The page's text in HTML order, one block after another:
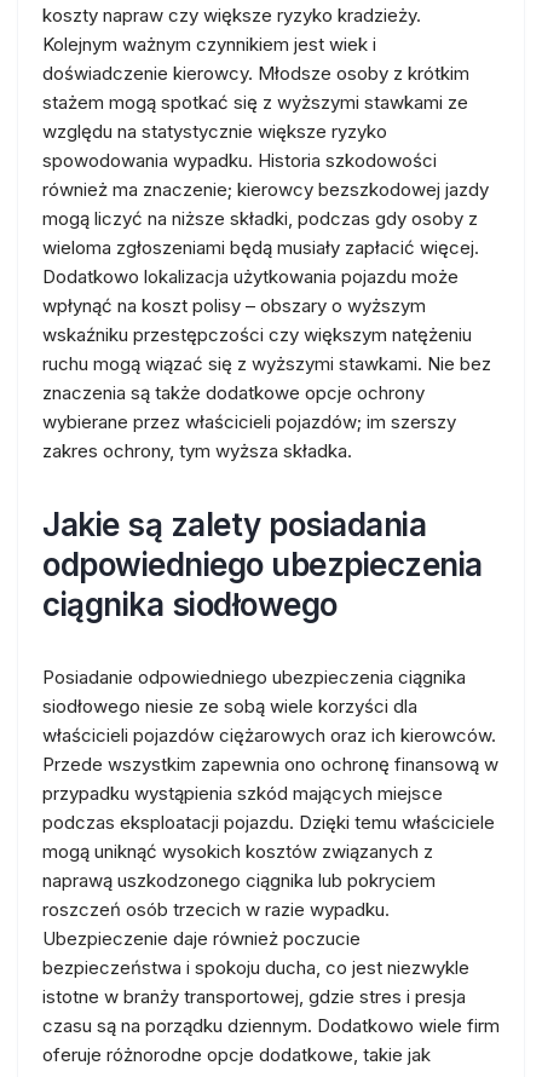
koszty napraw czy większe ryzyko kradzieży.
Kolejnym ważnym czynnikiem jest wiek i
doświadczenie kierowcy. Młodsze osoby z krótkim
stażem mogą spotkać się z wyższymi stawkami ze
względu na statystycznie większe ryzyko
spowodowania wypadku. Historia szkodowości
również ma znaczenie; kierowcy bezszkodowej jazdy
mogą liczyć na niższe składki, podczas gdy osoby z
wieloma zgłoszeniami będą musiały zapłacić więcej.
Dodatkowo lokalizacja użytkowania pojazdu może
wpłynąć na koszt polisy – obszary o wyższym
wskaźniku przestępczości czy większym natężeniu
ruchu mogą wiązać się z wyższymi stawkami. Nie bez
znaczenia są także dodatkowe opcje ochrony
wybierane przez właścicieli pojazdów; im szerszy
zakres ochrony, tym wyższa składka.
Jakie są zalety posiadania
odpowiedniego ubezpieczenia
ciągnika siodłowego
Posiadanie odpowiedniego ubezpieczenia ciągnika
siodłowego niesie ze sobą wiele korzyści dla
właścicieli pojazdów ciężarowych oraz ich kierowców.
Przede wszystkim zapewnia ono ochronę finansową w
przypadku wystąpienia szkód mających miejsce
podczas eksploatacji pojazdu. Dzięki temu właściciele
mogą uniknąć wysokich kosztów związanych z
naprawą uszkodzonego ciągnika lub pokryciem
roszczeń osób trzecich w razie wypadku.
Ubezpieczenie daje również poczucie
bezpieczeństwa i spokoju ducha, co jest niezwykle
istotne w branży transportowej, gdzie stres i presja
czasu są na porządku dziennym. Dodatkowo wiele firm
oferuje różnorodne opcje dodatkowe, takie jak